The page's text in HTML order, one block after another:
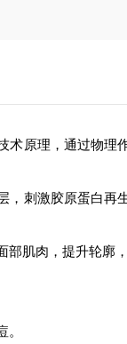
术原理，通过物
，刺激胶原蛋白
肌肉，提升轮廓